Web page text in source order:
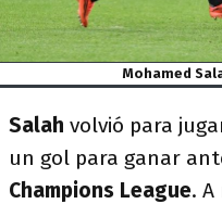
Mohamed
Salah volvió para
un gol para ganar
Champions League. A